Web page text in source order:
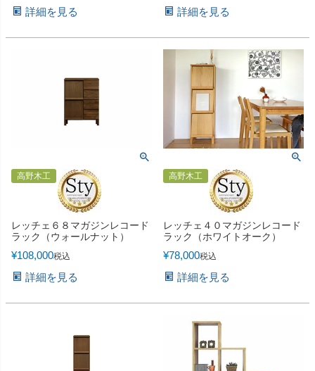
詳細を見る 詳細を見る
高野木工
レッチェ６８マガジンレコード
ラック（ウォールナット）
¥108,000税込
詳細を見る
高野木工
レッチェ４０マガジンレコード
ラック（ホワイトオーク）
¥78,000税込
詳細を見る